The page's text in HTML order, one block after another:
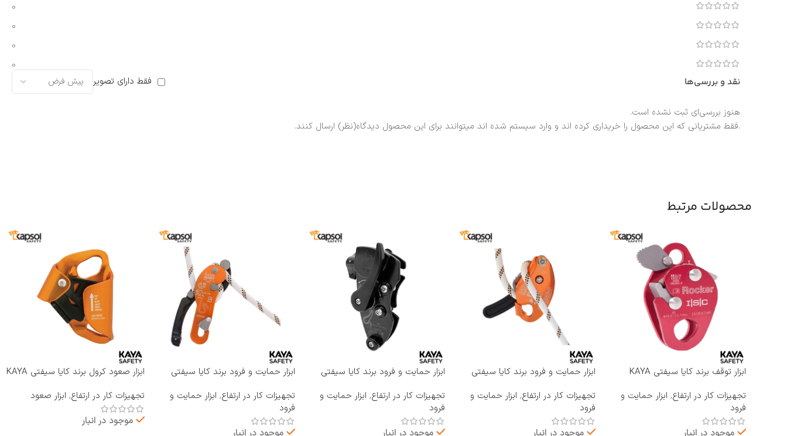
0
0
0
0
نقد و بررسی‌ها
فقط دارای تصویر
هنوز بررسی‌ای ثبت نشده است.
.فقط مشتریانی که این محصول را خریداری کرده اند و وارد سیستم شده اند میتوانند برای این محصول دیدگاه(نظر) ارسال کنند.
محصولات مرتبط
ابزار توقف برند کایا سیفتی KAYA
تجهیزات کار در ارتفاع, ابزار حمایت و
فرود
ابزار حمایت و فرود برند کایا سیفتی
تجهیزات کار در ارتفاع, ابزار حمایت و
فرود
ابزار حمایت و فرود برند کایا سیفتی
تجهیزات کار در ارتفاع, ابزار حمایت و
فرود
ابزار حمایت و فرود برند کایا سیفتی
تجهیزات کار در ارتفاع, ابزار حمایت و
فرود
ابزار صعود کرول برند کایا سیفتی KAYA
تجهیزات کار در ارتفاع, ابزار صعود
موجود در انبار